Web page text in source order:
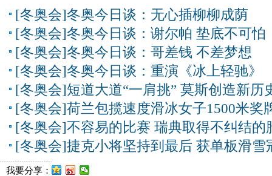
[冬奥会]冬奥今日谈：无心插柳柳成荫
[冬奥会]冬奥今日谈：谢尔帕 垫底不可怕
[冬奥会]冬奥今日谈：哥差钱 不差梦想
[冬奥会]冬奥今日谈：重演《冰上轻驰》
[冬奥会]短道大道“一肩挑” 莫斯创造新历
[冬奥会]荷兰包揽速度滑冰女子1500米奖
[冬奥会]不容易的比赛 瑞典取得不纠结的
[冬奥会]捷克小将坚持到最后 获单板滑雪
我要分享：